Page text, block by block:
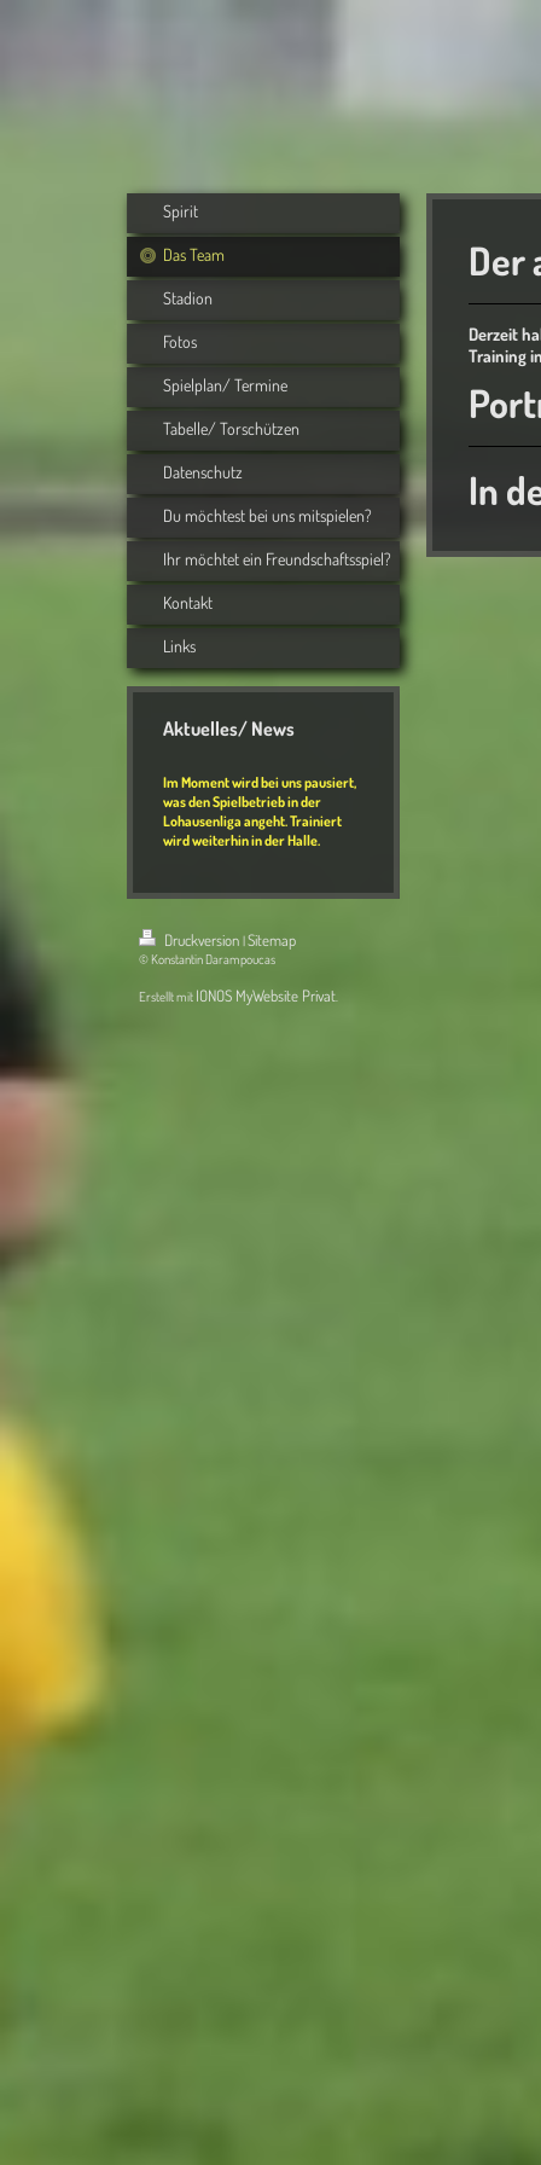
Spirit
Das Team
Stadion
Fotos
Spielplan/ Termine
Tabelle/ Torschützen
Datenschutz
Du möchtest bei uns mitspielen?
Ihr möchtet ein Freundschaftsspiel?
Kontakt
Links
Aktuelles/ News
Im Moment wird bei uns pausiert,
was den Spielbetrieb in der
Lohausenliga angeht. Trainiert
wird weiterhin in der Halle.
Der
Derzeit
Training
In
Druckversion |Sitemap
© Konstantin Darampoucas
Erstellt mit IONOS MyWebsite Privat.